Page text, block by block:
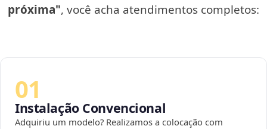
próxima", você acha atendimentos completos:
01
Instalação Convencional
Adquiriu um modelo? Realizamos a colocação com